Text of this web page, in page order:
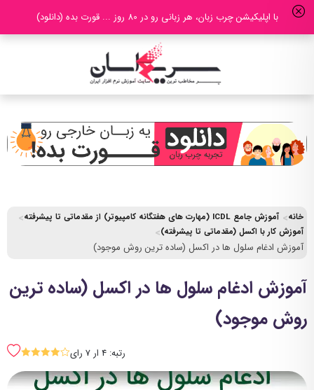
با اپلیکیشن چرب زبان، هر زبانی رو در 80 روز ... قورت بده (دانلود)
خانه
آموزش جامع ICDL (مهارت های هفتگانه کامپیوتر) از مقدماتی تا پیشرفته
آموزش کار با اکسل (مقدماتی تا پیشرفته)
آموزش ادغام سلول ها در اکسل (ساده ترین روش موجود)
آموزش ادغام سلول ها در اکسل (ساده ترین
روش موجود)
رتبه: 4 ار 7 رای SSSSs